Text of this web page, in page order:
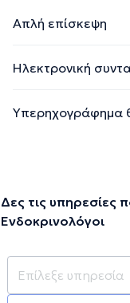
Απλή επίσκεψη
Ηλεκτρονική
Υπερηχογράφημα
Δες τις υπηρεσίες
Ενδοκρινολόγοι